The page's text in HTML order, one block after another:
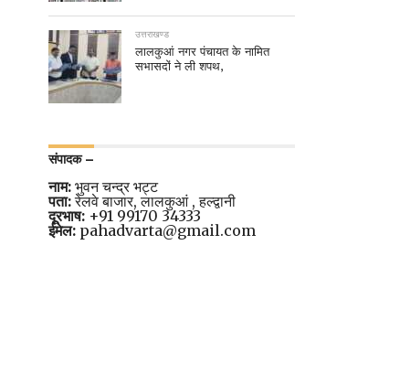
उत्तराखण्ड
लालकुआं नगर पंचायत के नामित
सभासदों ने ली शपथ,
संपादक –
नाम: भुवन चन्द्र भट्ट
पता:रेलवे बाजार, लालकुआं , हल्द्वानी
दूरभाष: +91 99170 34333
ईमेल: pahadvarta@gmail.com